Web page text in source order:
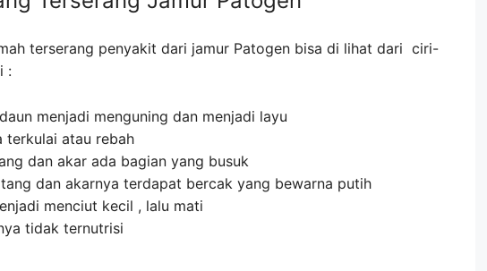
terserang penyakit dari jamur Patogen bisa di lihat dari ciri-
:
menjadi menguning dan menjadi layu
terkulai atau rebah
dan akar ada bagian yang busuk
dan akarnya terdapat bercak yang bewarna putih
menciut kecil , lalu mati
tidak ternutrisi